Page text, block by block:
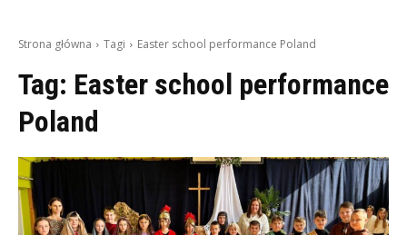
Strona główna Tagi Easter school performance Poland
Tag: Easter school performance
Poland